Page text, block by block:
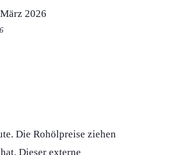
Die Rohölpreise ziehen
Dieser externe